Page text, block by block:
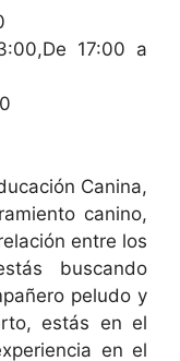
17:00 a
Canina,
canino,
entre los
buscando
peludo y
estás en el
en el